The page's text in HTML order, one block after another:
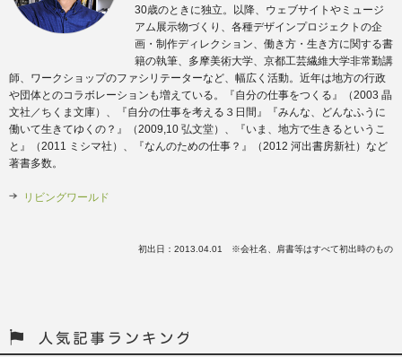
30歳のときに独立。以降、ウェブサイトやミュージ
アム展示物づくり、各種デザインプロジェクトの企
画・制作ディレクション、働き方・生き方に関する書
籍の執筆、多摩美術大学、京都工芸繊維大学非常勤講
師、ワークショップのファシリテーターなど、幅広く活動。近年は地方の行政
や団体とのコラボレーションも増えている。『自分の仕事をつくる』（2003 晶
文社／ちくま文庫）、『自分の仕事を考える３日間』『みんな、どんなふうに
働いて生きてゆくの？』（2009,10 弘文堂）、『いま、地方で生きるというこ
と』（2011 ミシマ社）、『なんのための仕事？』（2012 河出書房新社）など
著書多数。
リビングワールド
初出日：2013.04.01 ※会社名、肩書等はすべて初出時のもの